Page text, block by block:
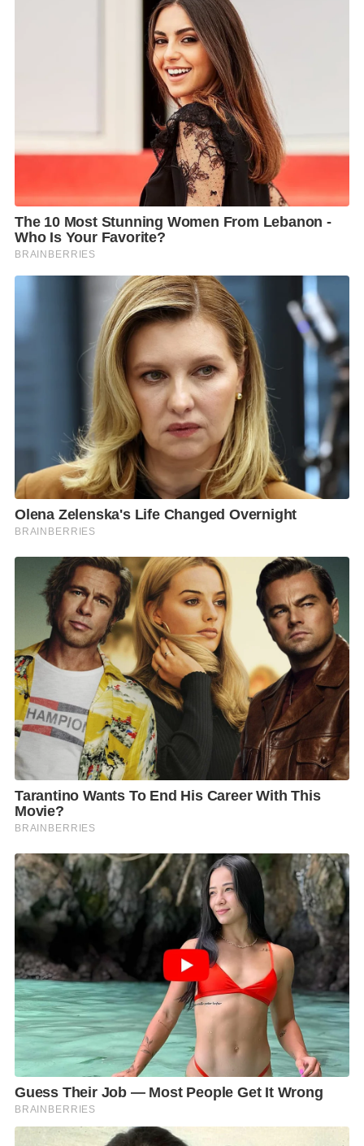
อย่างโชกโชน ไม่ว่าจะเป็นการบีบรูป ยืดตัวที่กลายมาเป็น
คัตติ้งของเสื้อแจ็คเก็ตที่โดนอัดบีบ,กระโปรงอัดพลีทที่
เส้นบิดเบี้ยว , กางเกงยีนส์และเสื้อโปโลถูกดึงยืดจนกลาย
เป็นเดรส รวมไปถึงการนำเครื่องหมาย LIKE / COMMENT
/ HEART มาทำเป็น Signature Print สำคัญของ
Collection นี้และ Iconic figure ที่สำคัญใน collection นี้
คือหญิงชราที่แลดูละม้ายคล้าย Margaret Thatcher ผู้ที่
เป็นตัวแทนของสังคมแสน Conservative จึงเกิดการสร้าง
AVATAR MODEL ขึ้นมาใน Collection หลอมรวมเอาภาพ
ของ Magaret Thatcher เข้ากับผู้หญิง ผู้ชาย หลากหลาย
ชาติพันธ์ มีผมสีชมพู ไม่สามารถระบุอัตลักษณ์ที่แน่ชัด
เพื่อสื่อถึงจุดประสงค์ การทำ Collection และของ Brand
ที่มุ่งเน้นถึง สังคมยุคใหม่ที่ไร้ซึ่งพรมแดน และกฎเกณฑ์ที่
กีดกันและขัดขวางการเติบโตของสังคมยุคใหม่.
Collector Project
(คอลเลกเตอร์ โปรเจกต์) เป็นแบรนด์ที่
เกิดจากความชอบส่วนตัวในการเก็บสะสมผ้าและข้าวของ
ต่างๆที่ได้มาจากการเดินทางท่องเที่ยวไปยังสถานที่ต่างๆ
ทั้งในและต่างประเทศ วัสดุที่นำมาใช้ในแต่ละคอลเลคชั่น
จึงมีจำนวนจำกัดแต่ก็เป็นการนำเสนอในรูปแบบใหม่ที่ไม่
ยึดติดกับกรอบดั้งเดิมของวัสดุ ในแต่ละคอลเลคชั่นของ
Collector Project จึงมุ่งเน้นไปที่เรื่องราวของวัสดุ เน้น
การผลิตบนเสื้อผ้าชิ้นคลาสสิคเพียงไม่กี่ชิ้น อย่างเสื้อ
Camp Collar Shirt , กางเกงขาสั้น ,เสื้อยืด , แจ็คเก็ต ฯลฯ
ซึ่งจะมุ่งเน้นไปที่การบอกเล่าความพิเศษของวัสดุมากกว่า
การตามเทรนด์ ทุกคอลเลคชั่นจะไม่มีกำหนดเวลาเหมือน
เสื้อผ้าแฟชั่นที่มีกำหนดตามฤดูกาล แต่จะมาจากการได้
มาซึ่งวัสดุในการผลิตตามช่วงเวลานั้นๆมากกว่า ที่สำคัญ
สินค้าในกลุ่ม one of a kind ,limited edition จะมีเพียง
ตัวเดียวชิ้นเดียวไม่สามารถทำเพิ่มได้อีกเนื่องจากวัสดุที่ใช้
จะเป็นวินเทจ
จากแนวคิดของแบรนด์นำไปสู่การสร้างสรรค์คอลเลกชั่น
sex education 101แรงบันดาลใจจาก ปฏิทินอีโรติกวิน
เทจในยุค 60 เป็นการตีแผ่เรื่องราวทางเพศของแบรนด์ที่
นำภาพจากสมุดภาพตัดแปะสะสมส่วนตัวของบุคคล
นิรนามที่เจอจากแผงของเก่ามาทำเป็นลวดลายเสื้อผ้า
shirt ,กางเกงขาสั้น ,เสื้อ T-shirt เป็นสไตล์สบายๆที่ดู
ลงตัว
สนใจสามารถแวะชมสินค้าได้ที่ร้าน Absolute Siam
Store ชั้น 1 สยามเซ็นเตอร์ หรือเลือกช้อปปิ้งผ่าน
OneSiam Ultimat Chat & Shop ช้อปล้ำนำเทรนด์ กับ
ประสบการณ์การแชทแอนด์ช้อปที่ง่ายและสนุกกว่าเดิม
ผ่านทางhttps://onesiam.one-viz.comหรือ
Line@ONESIAM คลิกเมนู OneSiamUltimate Chat &
Shop เริ่มช้อปได้ทันที หรือช้อปผ่าน FB Messenger ที่ FB
Page OneSiam ง่ายๆแค่นี้ก็รอรับสินค้าอยุ่บ้านอย่าง
สบายใจได้เลย หรือจะเป็นบริการพิเศษ Call & Shop
ช้อปให้ทุกอย่างแค่คุณโทรมา บริการสุดเอ็กซ์คลูซีฟ